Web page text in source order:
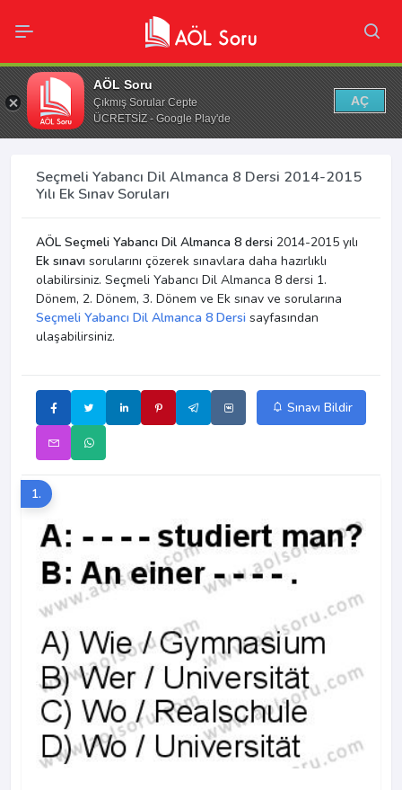
AÖL Soru
Çıkmış Sorular Cepte
ÜCRETSİZ - Google Play'de
AÇ
Seçmeli Yabancı Dil Almanca 8 Dersi 2014-2015
Yılı Ek Sınav Soruları
AÖL Seçmeli Yabancı Dil Almanca 8 dersi 2014-2015 yılı
Ek sınavı sorularını çözerek sınavlara daha hazırlıklı
olabilirsiniz. Seçmeli Yabancı Dil Almanca 8 dersi 1.
Dönem, 2. Dönem, 3. Dönem ve Ek sınav ve sorularına
Seçmeli Yabancı Dil Almanca 8 Dersi sayfasından
ulaşabilirsiniz.
Sınavı Bildir
1.